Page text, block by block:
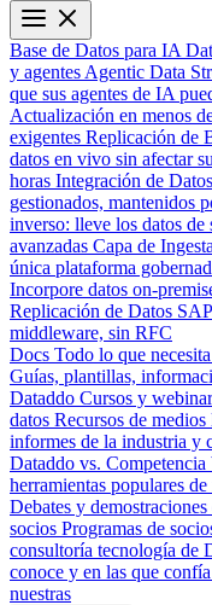
Base de Datos para IA
y agentes Agentic Data
que sus agentes de IA
Actualización en menos
exigentes Replicación de
datos en vivo sin afectar
horas Integración de
gestionados, mantenidos
inverso: lleve los datos de
avanzadas Capa de
única plataforma
Incorpore datos on-
Replicación de Datos SAP
middleware, sin RFC
Docs Todo lo que
Guías, plantillas,
Dataddo Cursos y
datos Recursos de medios
informes de la industria y
Dataddo vs. Competencia
herramientas populares
Debates y
socios Programas de
consultoría tecnología de
conoce y en las que
nuestras